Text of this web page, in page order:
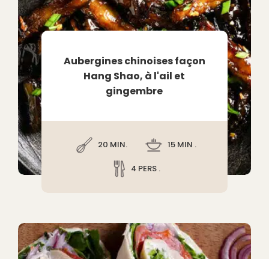
Aubergines chinoises façon
Hang Shao, à l'ail et
gingembre
20 MIN. 15 MIN .
4 PERS .